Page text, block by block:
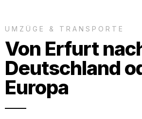
UMZÜGE & TRANSPORTE
Von Erfurt
Deutschland
Europa